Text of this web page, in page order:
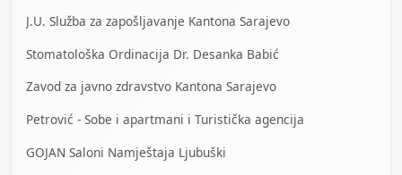
J.U. Služba za zapošljavanje Kantona Sarajevo
Stomatološka Ordinacija Dr. Desanka Babić
Zavod za javno zdravstvo Kantona Sarajevo
Petrović - Sobe i apartmani i Turistička agencija
GOJAN Saloni Namještaja Ljubuški